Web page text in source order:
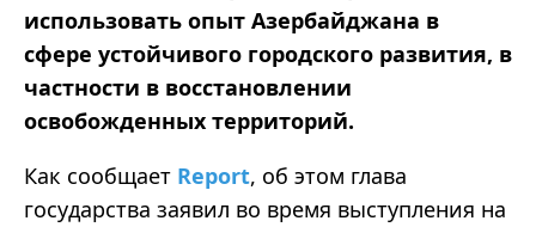
использовать опыт Азербайджана в
сфере устойчивого городского развития, в
частности в восстановлении
освобожденных территорий.
Как сообщает Report, об этом глава
государства заявил во время выступления на